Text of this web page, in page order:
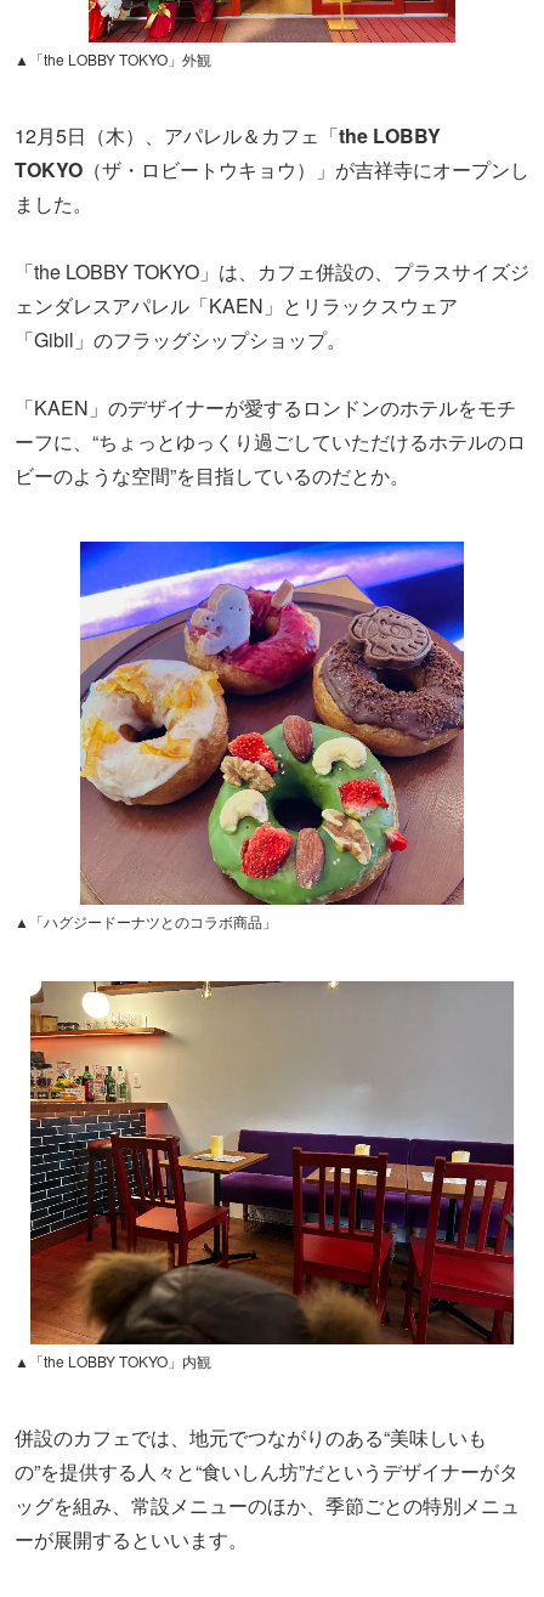
▲「the LOBBY TOKYO」外観
12月5日（木）、アパレル＆カフェ「the LOBBY
TOKYO （ザ・ロビートウキョウ）」が吉祥寺にオープンし
ました。
「the LOBBY TOKYO」は、カフェ併設の、プラスサイズジ
ェンダレスアパレル「KAEN」とリラックスウェア
「Gibil」のフラッグシップショップ。
「KAEN」のデザイナーが愛するロンドンのホテルをモチ
ーフに、“ちょっとゆっくり過ごしていただけるホテルのロ
ビーのような空間”を目指しているのだとか。
▲「ハグジードーナツとのコラボ商品」
▲「the LOBBY TOKYO」内観
併設のカフェでは、地元でつながりのある“美味しいも
の”を提供する人々と“食いしん坊”だというデザイナーがタ
ッグを組み、常設メニューのほか、季節ごとの特別メニュ
ーが展開するといいます。